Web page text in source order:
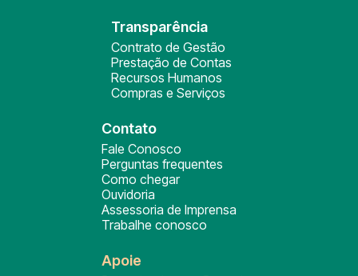
Transparência
Contrato de Gestão
Prestação de Contas
Recursos Humanos
Compras e Serviços
Contato
Fale Conosco
Perguntas frequentes
Como chegar
Ouvidoria
Assessoria de Imprensa
Trabalhe conosco
Apoie